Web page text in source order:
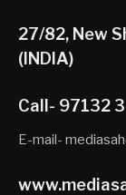
27/82, New
(INDIA)
Call- 97132
E-mail-